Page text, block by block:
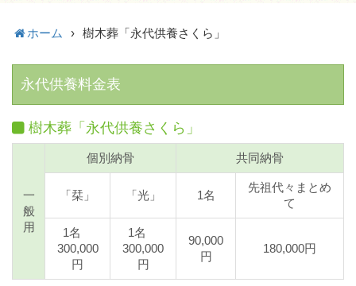
ホーム › 樹木葬「永代供養さくら」
永代供養料金表
樹木葬「永代供養さくら」
一
般
用
個別納骨 共同納骨
「栞」 「光」 1名
先祖代々まとめ
て
1名
300,000
円
1名
300,000
円
90,000
円
180,000円